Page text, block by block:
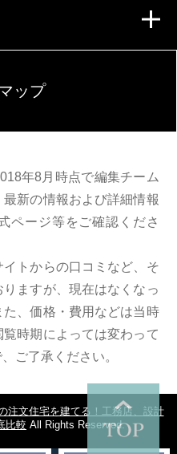
ップ
年8月時点で編集チーム
新の情報および詳細情報
ページ等をご確認くださ
トからの口コミなど、そ
ますが、現在はなくなっ
、価格・費用などは当時
時期によっては変わって
ご了承ください。
注文住宅を建てる！工務店、設計
比較 All Rights Reserved.